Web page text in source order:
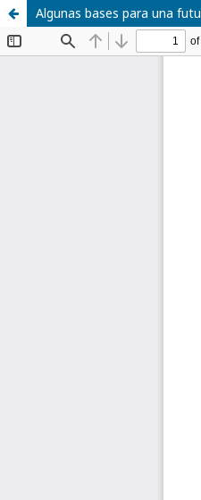
Algunas bases para una